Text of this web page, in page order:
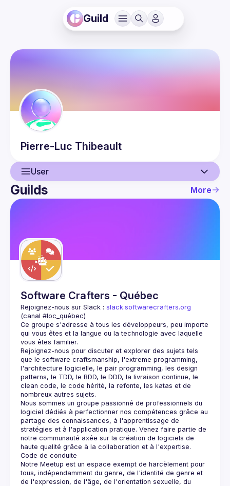
Guild
Pierre-Luc Thibeault
User
User
Guilds
Guilds More
Software Crafters - Québec
Rejoignez-nous sur Slack : slack.softwarecrafters.org
(canal #loc_québec)
Ce groupe s'adresse à tous les développeurs, peu importe
qui vous êtes et la langue ou la technologie avec laquelle
Rejoignez-nous pour discuter et explorer des sujets tels
que le software craftsmanship, l'extreme programming,
l'architecture logicielle, le pair programming, les design
patterns, le TDD, le BDD, le DDD, la livraison continue, le
clean code, le code hérité, la refonte, les katas et de
Nous sommes un groupe passionné de professionnels du
logiciel dédiés à perfectionner nos compétences grâce au
partage des connaissances, à l'apprentissage de
stratégies et à l'application pratique. Venez faire partie de
notre communauté axée sur la création de logiciels de
Notre Meetup est un espace exempt de harcèlement pour
tous, indépendamment du genre, de l'identité de genre et
de l'expression, de l'âge, de l'orientation sexuelle, du